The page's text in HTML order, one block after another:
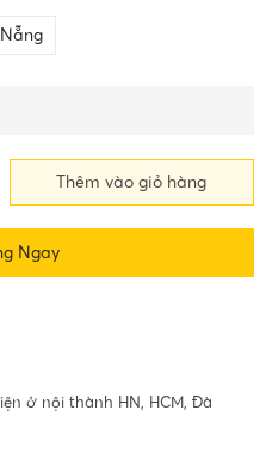
Thêm vào giỏ hàng
Ngay
ở nội thành HN, HCM, Đà